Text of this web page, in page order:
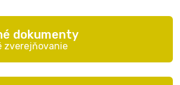
dokumenty
zverejňovanie